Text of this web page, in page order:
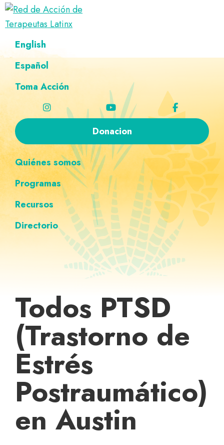
Saltar
navegación
principal
Ir
al
principal
Saltar
al
página
Saltar
navegación
personalizada
Red
de
Acción
de
Latinx
Directorio
terapeutas
Latinx
English
Español
Toma Acción
Donacion
Quiénes somos
Programas
Recursos
Directorio
Todos PTSD
(Trastorno de
Estrés
Postraumático)
en Austin